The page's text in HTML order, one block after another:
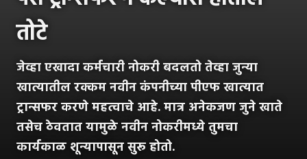
तोटे
जेव्हा एखादा कर्मचारी नोकरी बदलतो तेव्हा जुन्या
खात्यातील रक्कम नवीन कंपनीच्या पीएफ खात्यात
ट्रान्सफर करणे महत्वाचे आहे. मात्र अनेकजण जुने खाते
तसेच ठेवतात यामुळे नवीन नोकरीमध्ये तुमचा
कार्यकाळ शून्यापासून सुरू होतो.